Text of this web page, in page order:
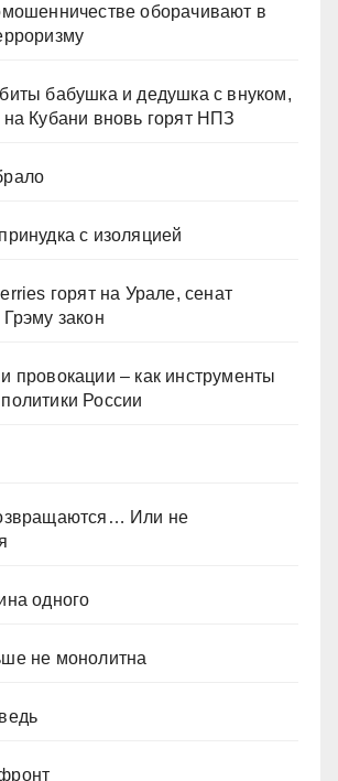
оборачивают в
бабушка и дедушка с внуком,
Кубани вновь горят НПЗ
с изоляцией
горят на Урале, сенат
закон
провокации – как инструменты
России
Или не
одного
не монолитна